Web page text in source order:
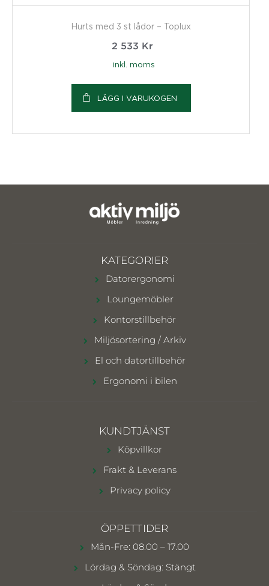
Hurts med 3 st lådor – Toplux
2 533 Kr
inkl. moms
LÄGG I VARUKOGEN
KATEGORIER
Datorergonomi
Loungemöbler
Kontorstillbehör
Miljösortering / Arkiv
El och datortillbehör
Ergonomi i bilen
KUNDTJÄNST
Köpvillkor
Frakt & Leverans
Privacy policy
ÖPPETTIDER
Mån-Fre: 08.00 – 17.00
Lördag & Söndag: Stängt